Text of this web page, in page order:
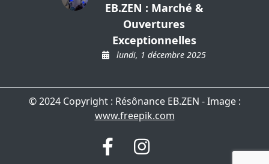
EB.ZEN : Marché &
Ouvertures
Exceptionnelles
lundi, 1 décembre 2025
© 2024 Copyright : Résônance EB.ZEN - Image :
www.freepik.com